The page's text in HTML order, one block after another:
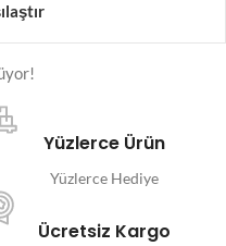
Yüzlerce Ürün
Yüzlerce Hediye
Ücretsiz Kargo